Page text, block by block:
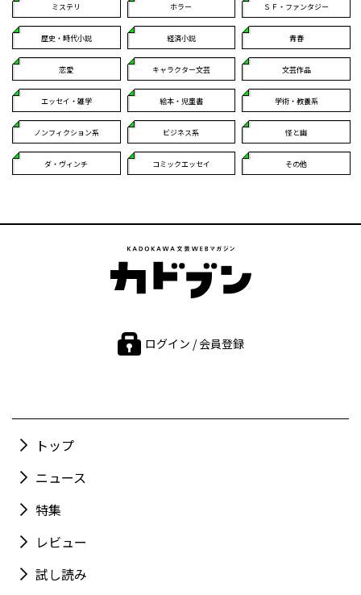
ミステリ ホラー ＳＦ・ファンタジー
歴史・時代小説 経済小説 青春
恋愛 キャラクター文芸 文芸作品
エッセイ・雑学 絵本・児童書 学術・教養系
ノンフィクション系 ビジネス系 怪と幽
ダ・ヴィンチ コミックエッセイ その他
ログイン / 会員登録
トップ
ニュース
特集
レビュー
試し読み